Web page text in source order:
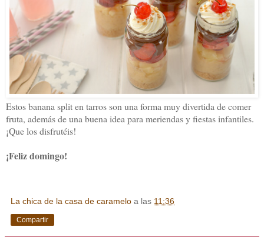
Estos banana split en tarros son una forma muy divertida de comer
fruta, además de una buena idea para meriendas y fiestas infantiles.
¡Que los disfrutéis!
¡Feliz domingo!
La chica de la casa de caramelo a las 11:36
Compartir